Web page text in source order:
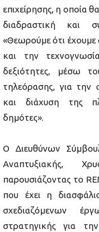
επιχείρησης, η οποία
διαδραστική και
«Θεωρούμε ότι έχουμε
και την
δεξιότητες, μέσω
τηλεόρασης, για την
και διάχυση της
δημότες».
Ο Διευθύνων
Αναπτυξιακής,
παρουσιάζοντας το
που έχει η
σχεδιαζόμενων
στρατηγικής για